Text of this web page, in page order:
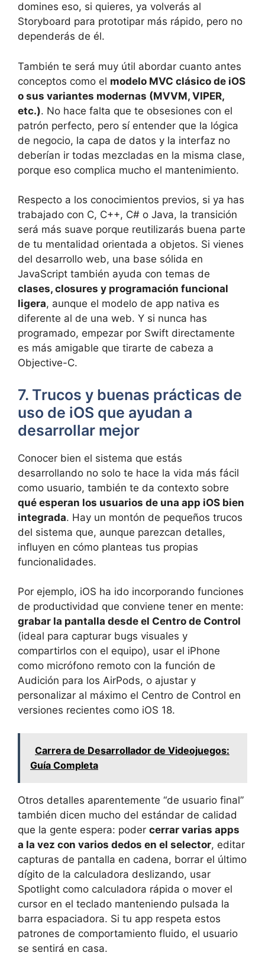
domines eso, si quieres, ya volverás al
Storyboard para prototipar más rápido, pero no
dependerás de él.
También te será muy útil abordar cuanto antes
conceptos como el modelo MVC clásico de iOS
o sus variantes modernas (MVVM, VIPER,
etc.). No hace falta que te obsesiones con el
patrón perfecto, pero sí entender que la lógica
de negocio, la capa de datos y la interfaz no
deberían ir todas mezcladas en la misma clase,
porque eso complica mucho el mantenimiento.
Respecto a los conocimientos previos, si ya has
trabajado con C, C++, C# o Java, la transición
será más suave porque reutilizarás buena parte
de tu mentalidad orientada a objetos. Si vienes
del desarrollo web, una base sólida en
JavaScript también ayuda con temas de
clases, closures y programación funcional
ligera, aunque el modelo de app nativa es
diferente al de una web. Y si nunca has
programado, empezar por Swift directamente
es más amigable que tirarte de cabeza a
Objective-C.
7. Trucos y buenas prácticas de
uso de iOS que ayudan a
desarrollar mejor
Conocer bien el sistema que estás
desarrollando no solo te hace la vida más fácil
como usuario, también te da contexto sobre
qué esperan los usuarios de una app iOS bien
integrada. Hay un montón de pequeños trucos
del sistema que, aunque parezcan detalles,
influyen en cómo planteas tus propias
funcionalidades.
Por ejemplo, iOS ha ido incorporando funciones
de productividad que conviene tener en mente:
grabar la pantalla desde el Centro de Control
(ideal para capturar bugs visuales y
compartirlos con el equipo), usar el iPhone
como micrófono remoto con la función de
Audición para los AirPods, o ajustar y
personalizar al máximo el Centro de Control en
versiones recientes como iOS 18.
Carrera de Desarrollador de Videojuegos:
Guía Completa
Otros detalles aparentemente “de usuario final”
también dicen mucho del estándar de calidad
que la gente espera: poder cerrar varias apps
a la vez con varios dedos en el selector, editar
capturas de pantalla en cadena, borrar el último
dígito de la calculadora deslizando, usar
Spotlight como calculadora rápida o mover el
cursor en el teclado manteniendo pulsada la
barra espaciadora. Si tu app respeta estos
patrones de comportamiento fluido, el usuario
se sentirá en casa.